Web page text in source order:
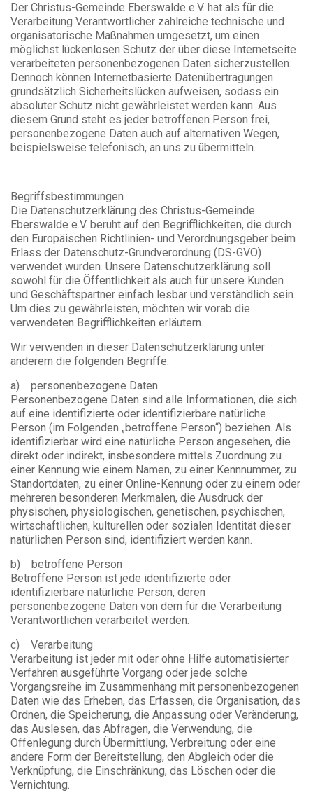
Der Christus-Gemeinde Eberswalde e.V. hat als für die
Verarbeitung Verantwortlicher zahlreiche technische und
organisatorische Maßnahmen umgesetzt, um einen
möglichst lückenlosen Schutz der über diese Internetseite
verarbeiteten personenbezogenen Daten sicherzustellen.
Dennoch können Internetbasierte Datenübertragungen
grundsätzlich Sicherheitslücken aufweisen, sodass ein
absoluter Schutz nicht gewährleistet werden kann. Aus
diesem Grund steht es jeder betroffenen Person frei,
personenbezogene Daten auch auf alternativen Wegen,
beispielsweise telefonisch, an uns zu übermitteln.
Begriffsbestimmungen
Die Datenschutzerklärung des Christus-Gemeinde
Eberswalde e.V. beruht auf den Begrifflichkeiten, die durch
den Europäischen Richtlinien- und Verordnungsgeber beim
Erlass der Datenschutz-Grundverordnung (DS-GVO)
verwendet wurden. Unsere Datenschutzerklärung soll
sowohl für die Öffentlichkeit als auch für unsere Kunden
und Geschäftspartner einfach lesbar und verständlich sein.
Um dies zu gewährleisten, möchten wir vorab die
verwendeten Begrifflichkeiten erläutern.
Wir verwenden in dieser Datenschutzerklärung unter
anderem die folgenden Begriffe:
a) personenbezogene Daten
Personenbezogene Daten sind alle Informationen, die sich
auf eine identifizierte oder identifizierbare natürliche
Person (im Folgenden „betroffene Person“) beziehen. Als
identifizierbar wird eine natürliche Person angesehen, die
direkt oder indirekt, insbesondere mittels Zuordnung zu
einer Kennung wie einem Namen, zu einer Kennnummer, zu
Standortdaten, zu einer Online-Kennung oder zu einem oder
mehreren besonderen Merkmalen, die Ausdruck der
physischen, physiologischen, genetischen, psychischen,
wirtschaftlichen, kulturellen oder sozialen Identität dieser
natürlichen Person sind, identifiziert werden kann.
b) betroffene Person
Betroffene Person ist jede identifizierte oder
identifizierbare natürliche Person, deren
personenbezogene Daten von dem für die Verarbeitung
Verantwortlichen verarbeitet werden.
c) Verarbeitung
Verarbeitung ist jeder mit oder ohne Hilfe automatisierter
Verfahren ausgeführte Vorgang oder jede solche
Vorgangsreihe im Zusammenhang mit personenbezogenen
Daten wie das Erheben, das Erfassen, die Organisation, das
Ordnen, die Speicherung, die Anpassung oder Veränderung,
das Auslesen, das Abfragen, die Verwendung, die
Offenlegung durch Übermittlung, Verbreitung oder eine
andere Form der Bereitstellung, den Abgleich oder die
Verknüpfung, die Einschränkung, das Löschen oder die
Vernichtung.